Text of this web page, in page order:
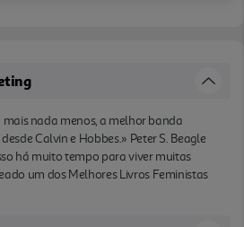
mais nada menos, a melhor banda
Calvin e Hobbes.» Peter S. Beagle
há muito tempo para viver muitas
um dos Melhores Livros Feministas